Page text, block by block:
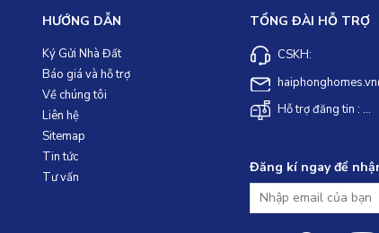
HƯỚNG DẪN
Ký Gửi Nhà Đất
Báo giá và hỗ trợ
Về chúng tôi
Liên hệ
Sitemap
Tin tức
Tư vấn
TỔNG ĐÀI HỖ TRỢ
CSKH:
Hỗ trợ đăng tin : ...
Đăng kí ngay để